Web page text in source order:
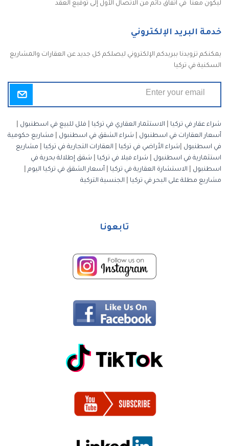
ليكون معنا في اتفاق دائم من الاتصال الأول إلى توقيع العقد
خدمة البريد الإلكتروني
يمكنكم تزويدنا ببريدكم الإلكتروني ليصلكم كل جديد عن العقارات والمشاريع
السكنية في تركيا
شراء عقار في تركيا الاستثمار العقاري في تركيا فلل للبيع في اسطنبول
أسعار العقارات في اسطنبول
شراء الشقق في اسطنبول
مشاريع حكومية
في اسطنبول
شراء الأراضي في تركيا العقارات التجارية في تركيا
مشاريع
استثمارية في اسطنبول
شراء فيلا في تركيا
شقق إطلالة بحرية في
اسطنبول
الاستشارة العقارية في تركيا أسعار الشقق في تركيا اليوم
مشاريع مطلة على البحر في تركيا
الجنسية التركية
تابعونا